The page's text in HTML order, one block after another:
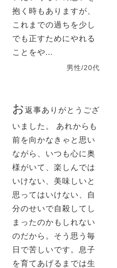
抱く時もありますが、
これまでの過ちを少し
でも正すためにやれる
ことをや...
男性/20代
お返事ありがとうござ
いました。 あれからも
前を向かなきゃと思い
ながら、いつも心に奥
様がいて、楽しんでは
いけない、美味しいと
思ってはいけない、自
分のせいで自殺してし
まったのかもしれない
のだから。そう思う毎
日で苦しいです。息子
を育てあげるまでは生